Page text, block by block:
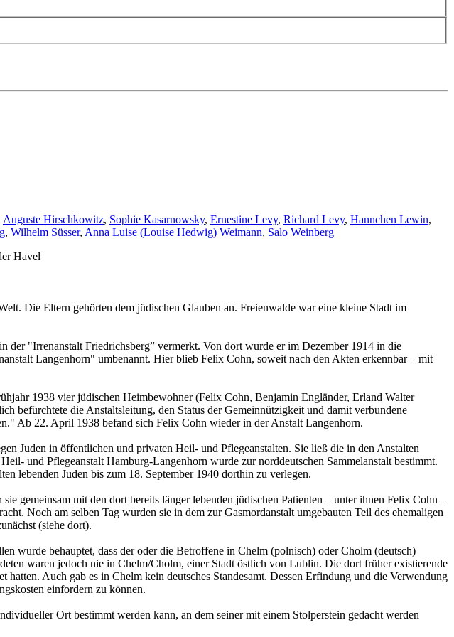
Auguste Hirschkowitz, Sophie Kasarnowsky, Ernestine Levy, Richard Levy, Hannchen Lewin,
, Wilhelm Süsser, Anna Luise (Louise Hedwig) Weimann, Salo Weinberg
Havel
Die Eltern gehörten dem jüdischen Glauben an. Freienwalde war eine kleine Stadt im
der "Irrenanstalt Friedrichsberg” vermerkt. Von dort wurde er im Dezember 1914 in die
Langenhorn" umbenannt. Hier blieb Felix Cohn, soweit nach den Akten erkennbar – mit
1938 vier jüdischen Heimbewohner (Felix Cohn, Benjamin Engländer, Erland Walter
befürchtete die Anstaltsleitung, den Status der Gemeinnützigkeit und damit verbundene
Ab 22. April 1938 befand sich Felix Cohn wieder in der Anstalt Langenhorn.
Juden in öffentlichen und privaten Heil- und Pflegeanstalten. Sie ließ die in den Anstalten
und Pflegeanstalt Hamburg-Langenhorn wurde zur norddeutschen Sammelanstalt bestimmt.
lebenden Juden bis zum 18. September 1940 dorthin zu verlegen.
gemeinsam mit den dort bereits länger lebenden jüdischen Patienten – unter ihnen Felix Cohn –
Noch am selben Tag wurden sie in dem zur Gasmordanstalt umgebauten Teil des ehemaligen
(siehe dort).
wurde behauptet, dass der oder die Betroffene in Chelm (polnisch) oder Cholm (deutsch)
waren jedoch nie in Chelm/Cholm, einer Stadt östlich von Lublin. Die dort früher existierende
Auch gab es in Chelm kein deutsches Standesamt. Dessen Erfindung und die Verwendung
einfordern zu können.
Ort bestimmt werden kann, an dem seiner mit einem Stolperstein gedacht werden